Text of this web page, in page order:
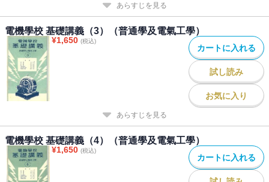
あらすじを見る
電機學校 基礎講義（3）（普通學及電氣工學）
¥1,650 (税込)
カートに入れる
試し読み
お気に入り
あらすじを見る
電機學校 基礎講義（4）（普通學及電氣工學）
¥1,650 (税込)
カートに入れる